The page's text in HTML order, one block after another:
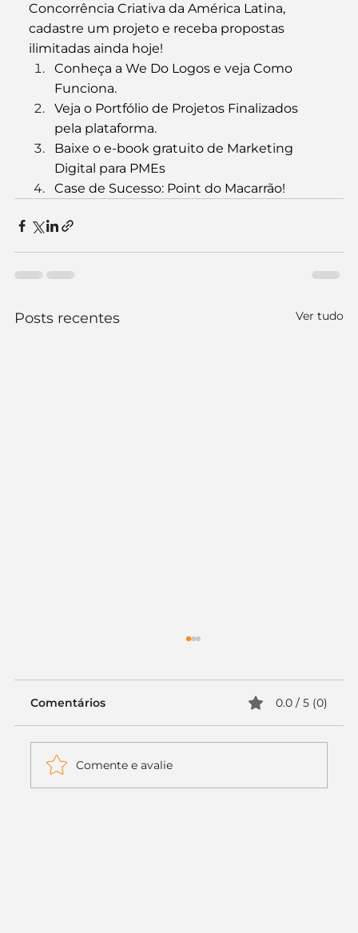
Concorrência Criativa da América Latina,
cadastre um projeto e receba propostas
ilimitadas ainda hoje!
Conheça a We Do Logos e veja Como
Funciona.
Veja o Portfólio de Projetos Finalizados
pela plataforma.
Baixe o e-book gratuito de Marketing
Digital para PMEs
Case de Sucesso: Point do Macarrão!
Posts recentes Ver tudo
Comentários 0.0 / 5 (0)
Comente e avalie